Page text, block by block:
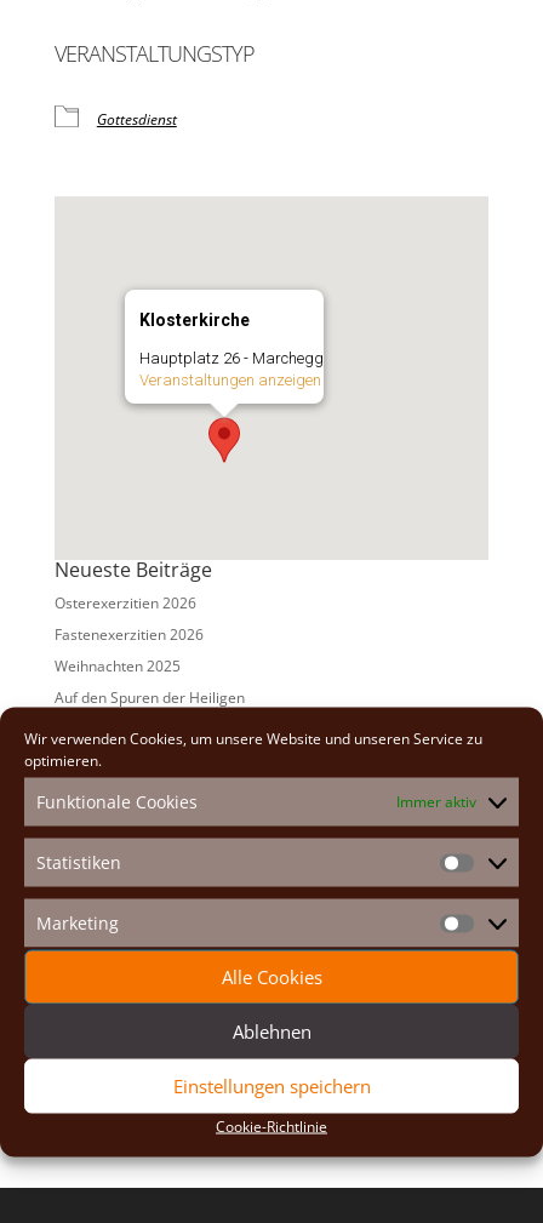
Wir verwenden Cookies, um unsere Website und unseren Service zu
optimieren.
Funktionale Cookies Immer aktiv
Statistiken
Marketing Marketing
Alle Cookies
Ablehnen
Einstellungen speichern
Cookie-Richtlinie
VERANSTALTUNGSTYP
Gottesdienst
Klosterkirche
Hauptplatz 26 - Marchegg
Veranstaltungen anzeigen
Neueste Beiträge
Osterexerzitien 2026
Fastenexerzitien 2026
Weihnachten 2025
Auf den Spuren der Heiligen
Adventexerzitien 2025
2026(2)
2025(7)
2024(5)
2023(13)
2022(9)
2020(2)